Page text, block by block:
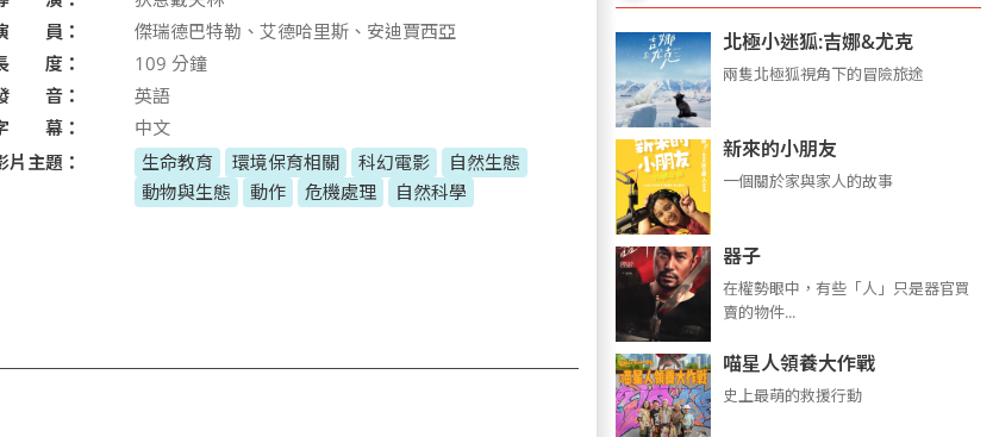
員：
傑瑞德巴特勒、艾德哈里斯、安迪賈西亞
度：
109 分鐘
音：
英語
幕：
中文
片主題：
生命教育 環境保育相關 科幻電影
自然生態
動物與生態
動作 危機處理 自然科學
北極小迷狐:吉娜&尤克
兩隻北極狐視角下的冒險旅途
新來的小朋友
一個關於家與家人的故事
器子
在權勢眼中，有些「人」只是器官買
賣的物件...
喵星人領養大作戰
史上最萌的救援行動